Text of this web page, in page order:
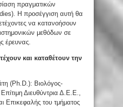
πραγματικών
Η προσέγγιση αυτή θα
να κατανοήσουν
μεθόδων σε
έρευνας.
και καταθέτουν την
(Ph.D.): Βιολόγος-
Επίτιμη Διευθύντρια Δ.Ε.Ε.,
Επικεφαλής του τμήματος